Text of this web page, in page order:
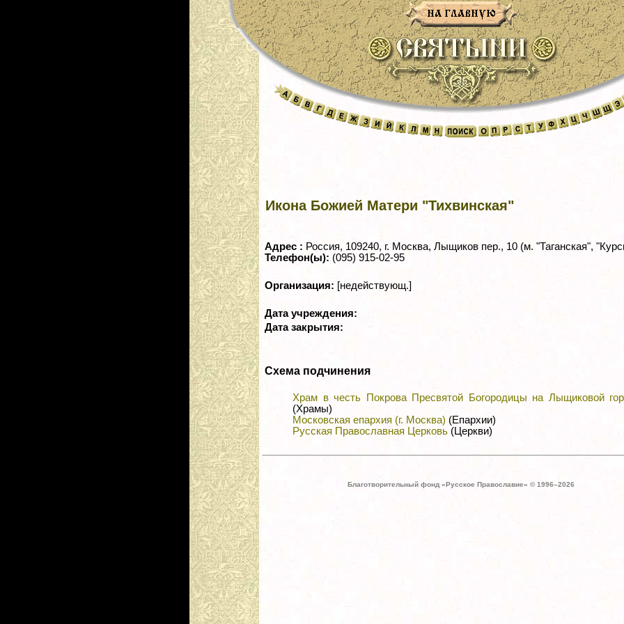
Икона Божией Матери "Тихвинская"
Адрес : Россия, 109240, г. Москва, Лыщиков пер., 10 (м. "Таганская",
Телефон(ы): (095) 915-02-95
Организация: [недействующ.]
Дата учреждения:
Дата закрытия:
Схема подчинения
Храм в честь Покрова Пресвятой Богородицы на Лыщиковой
(Храмы)
Московская епархия (г. Москва) (Епархии)
Русская Православная Церковь (Церкви)
Благотворительный фонд «Русское Православие» © 1996–2026